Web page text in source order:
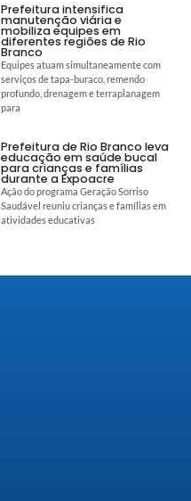
Prefeitura intensifica
manutenção viária e
mobiliza equipes em
diferentes regiões de Rio
Branco
Equipes atuam simultaneamente com
serviços de tapa-buraco, remendo
profundo, drenagem e terraplanagem
para
Prefeitura de Rio Branco leva
educação em saúde bucal
para crianças e famílias
durante a Expoacre
Ação do programa Geração Sorriso
Saudável reuniu crianças e famílias em
atividades educativas